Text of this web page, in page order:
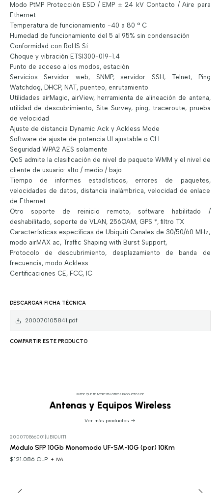
Modo PtMP Protección ESD / EMP ± 24 kV Contacto / Aire para
Ethernet
Temperatura de funcionamiento -40 a 80 ° C
Humedad de funcionamiento del 5 al 95% sin condensación
Conformidad con RoHS Sí
Choque y vibración ETSI300-019-1.4
Punto de acceso a los modos, estación
Servicios Servidor web, SNMP, servidor SSH, Telnet, Ping
Watchdog, DHCP, NAT, puenteo, enrutamiento
Utilidades airMagic, airView, herramienta de alineación de antena,
utilidad de descubrimiento, Site Survey, ping, traceroute, prueba
de velocidad
Ajuste de distancia Dynamic Ack y Ackless Mode
Software de ajuste de potencia UI ajustable o CLI
Seguridad WPA2 AES solamente
QoS admite la clasificación de nivel de paquete WMM y el nivel de
cliente de usuario: alto / medio / bajo
Tiempo de informes estadísticos, errores de paquetes,
velocidades de datos, distancia inalámbrica, velocidad de enlace
de Ethernet
Otro soporte de reinicio remoto, software habilitado /
deshabilitado, soporte de VLAN, 256QAM, GPS *, filtro TX
Características específicas de Ubiquiti Canales de 30/50/60 MHz,
modo airMAX ac, Traffic Shaping with Burst Support,
Protocolo de descubrimiento, desplazamiento de banda de
frecuencia, modo Ackless
Certificaciones CE, FCC, IC
DESCARGAR FICHA TÉCNICA
200070105841.pdf
COMPARTIR ESTE PRODUCTO
PUEDE QUE TE INTERESEN OTROS PRODUCTOS DE
Antenas y Equipos Wireless
Ver más productos
200070866001 UBIQUITI
Módulo SFP 10Gb Monomodo UF-SM-10G (par) 10Km
$121.086 CLP + IVA